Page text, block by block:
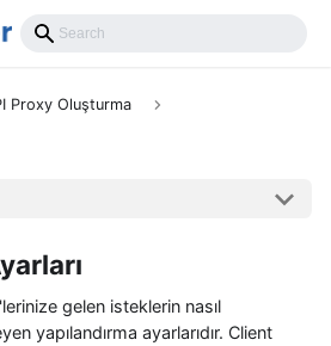
Proxy Oluşturma
gelen isteklerin nasıl
yapılandırma ayarlarıdır. Client